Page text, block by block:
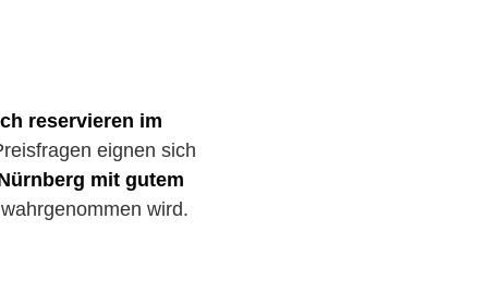
reservieren im
eignen sich
mit gutem
wird.